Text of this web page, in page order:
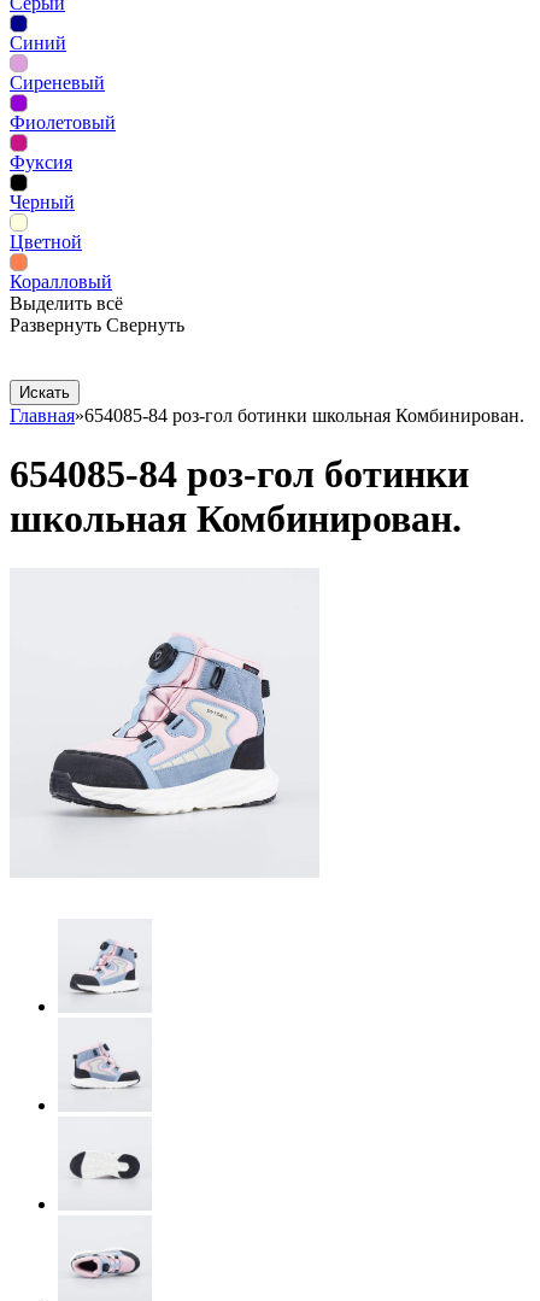
Синий
Сиреневый
Фиолетовый
Фуксия
Черный
Цветной
Коралловый
Выделить всё
Развернуть Свернуть
Главная»654085-84 роз-гол ботинки школьная Комбинирован.
654085-84 роз-гол ботинки
школьная Комбинирован.